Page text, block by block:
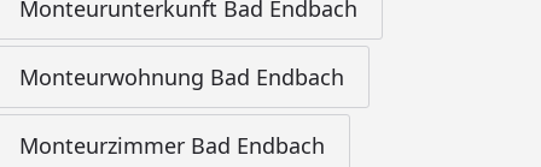
Monteurunterkunft Bad Endbach
Monteurwohnung Bad Endbach
Monteurzimmer Bad Endbach